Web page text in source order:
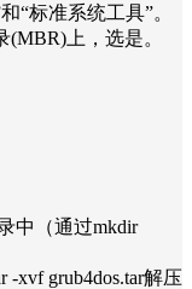
“标准系统工具”。
上，选是。
中（通过mkdir
-xvf grub4dos.tar解压